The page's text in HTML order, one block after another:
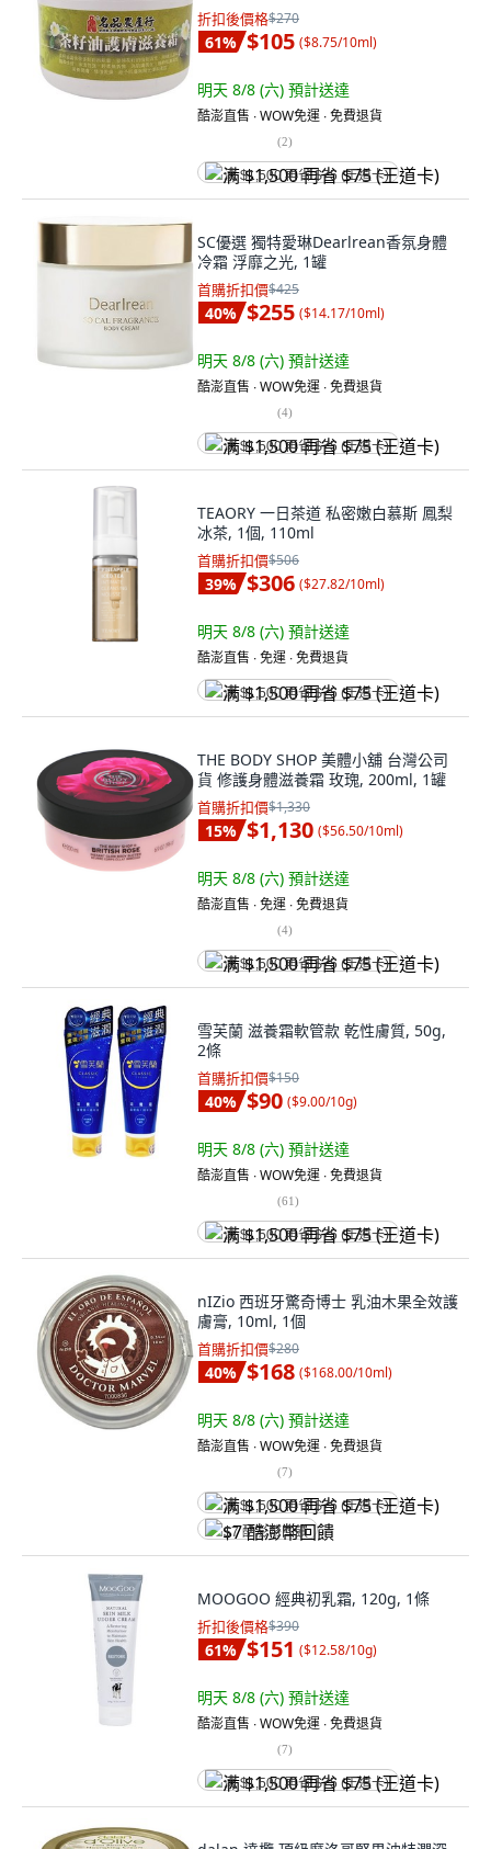
折扣後價格$270
61% $105 ($8.75/10ml)
明天 8/8 (六) 預計送達
酷澎直售 ∙ WOW免運 ∙ 免費退貨
(2)
满 $1,500 再省 $75 (王道卡)
SC優選 獨特愛琳Dearlrean香氛身體
冷霜 浮靡之光, 1罐
首購折扣價$425
40% $255 ($14.17/10ml)
明天 8/8 (六) 預計送達
酷澎直售 ∙ WOW免運 ∙ 免費退貨
(4)
满 $1,500 再省 $75 (王道卡)
TEAORY 一日茶道 私密嫩白慕斯 鳳梨
冰茶, 1個, 110ml
首購折扣價$506
39% $306 ($27.82/10ml)
明天 8/8 (六) 預計送達
酷澎直售 ∙ 免運 ∙ 免費退貨
满 $1,500 再省 $75 (王道卡)
THE BODY SHOP 美體小舖 台灣公司
貨 修護身體滋養霜 玫瑰, 200ml, 1罐
首購折扣價$1,330
15% $1,130 ($56.50/10ml)
明天 8/8 (六) 預計送達
酷澎直售 ∙ 免運 ∙ 免費退貨
(4)
满 $1,500 再省 $75 (王道卡)
雪芙蘭 滋養霜軟管款 乾性膚質, 50g,
2條
首購折扣價$150
40% $90 ($9.00/10g)
明天 8/8 (六) 預計送達
酷澎直售 ∙ WOW免運 ∙ 免費退貨
(61)
满 $1,500 再省 $75 (王道卡)
nIZio 西班牙驚奇博士 乳油木果全效護
膚膏, 10ml, 1個
首購折扣價$280
40% $168 ($168.00/10ml)
明天 8/8 (六) 預計送達
酷澎直售 ∙ WOW免運 ∙ 免費退貨
(7)
满 $1,500 再省 $75 (王道卡)
$7 酷澎幣回饋
MOOGOO 經典初乳霜, 120g, 1條
折扣後價格$390
61% $151 ($12.58/10g)
明天 8/8 (六) 預計送達
酷澎直售 ∙ WOW免運 ∙ 免費退貨
(7)
满 $1,500 再省 $75 (王道卡)